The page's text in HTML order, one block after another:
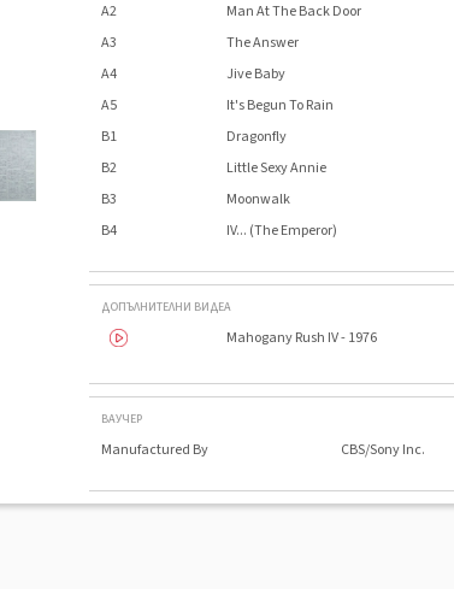
A2
Man At The Back Door
A3
The Answer
A4
Jive Baby
A5
It's Begun To Rain
B1
Dragonfly
B2
Little Sexy Annie
B3
Moonwalk
B4
IV... (The Emperor)
ДОПЪЛНИТЕЛНИ ВИДЕА
Mahogany Rush IV - 1976
ВАУЧЕР
Manufactured By CBS/Sony Inc.